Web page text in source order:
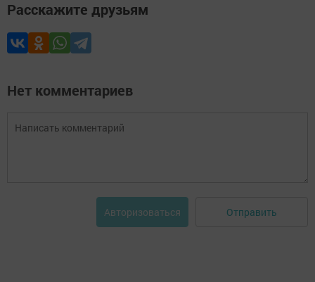
Расскажите друзьям
Нет комментариев
Авторизоваться Отправить